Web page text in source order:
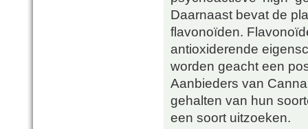
Daarnaast bevat de
flavonoïden.
antioxiderende
worden geacht een
Aanbieders van
gehalten van hun
een soort uitzoeken.